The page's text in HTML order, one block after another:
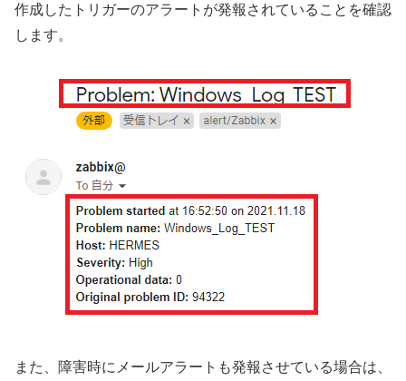
作成したトリガーのアラートが発報されていることを確認
します。
また、障害時にメールアラートも発報させている場合は、